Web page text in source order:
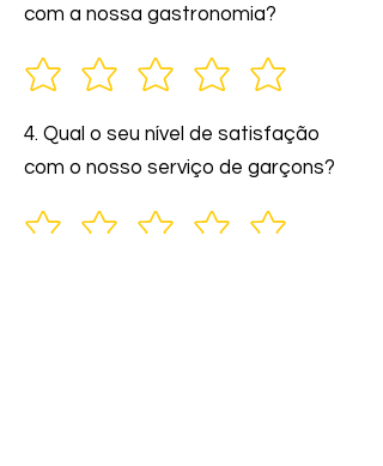
com a nossa gastronomia?
4. Qual o seu nível de satisfação
com o nosso serviço de garçons?